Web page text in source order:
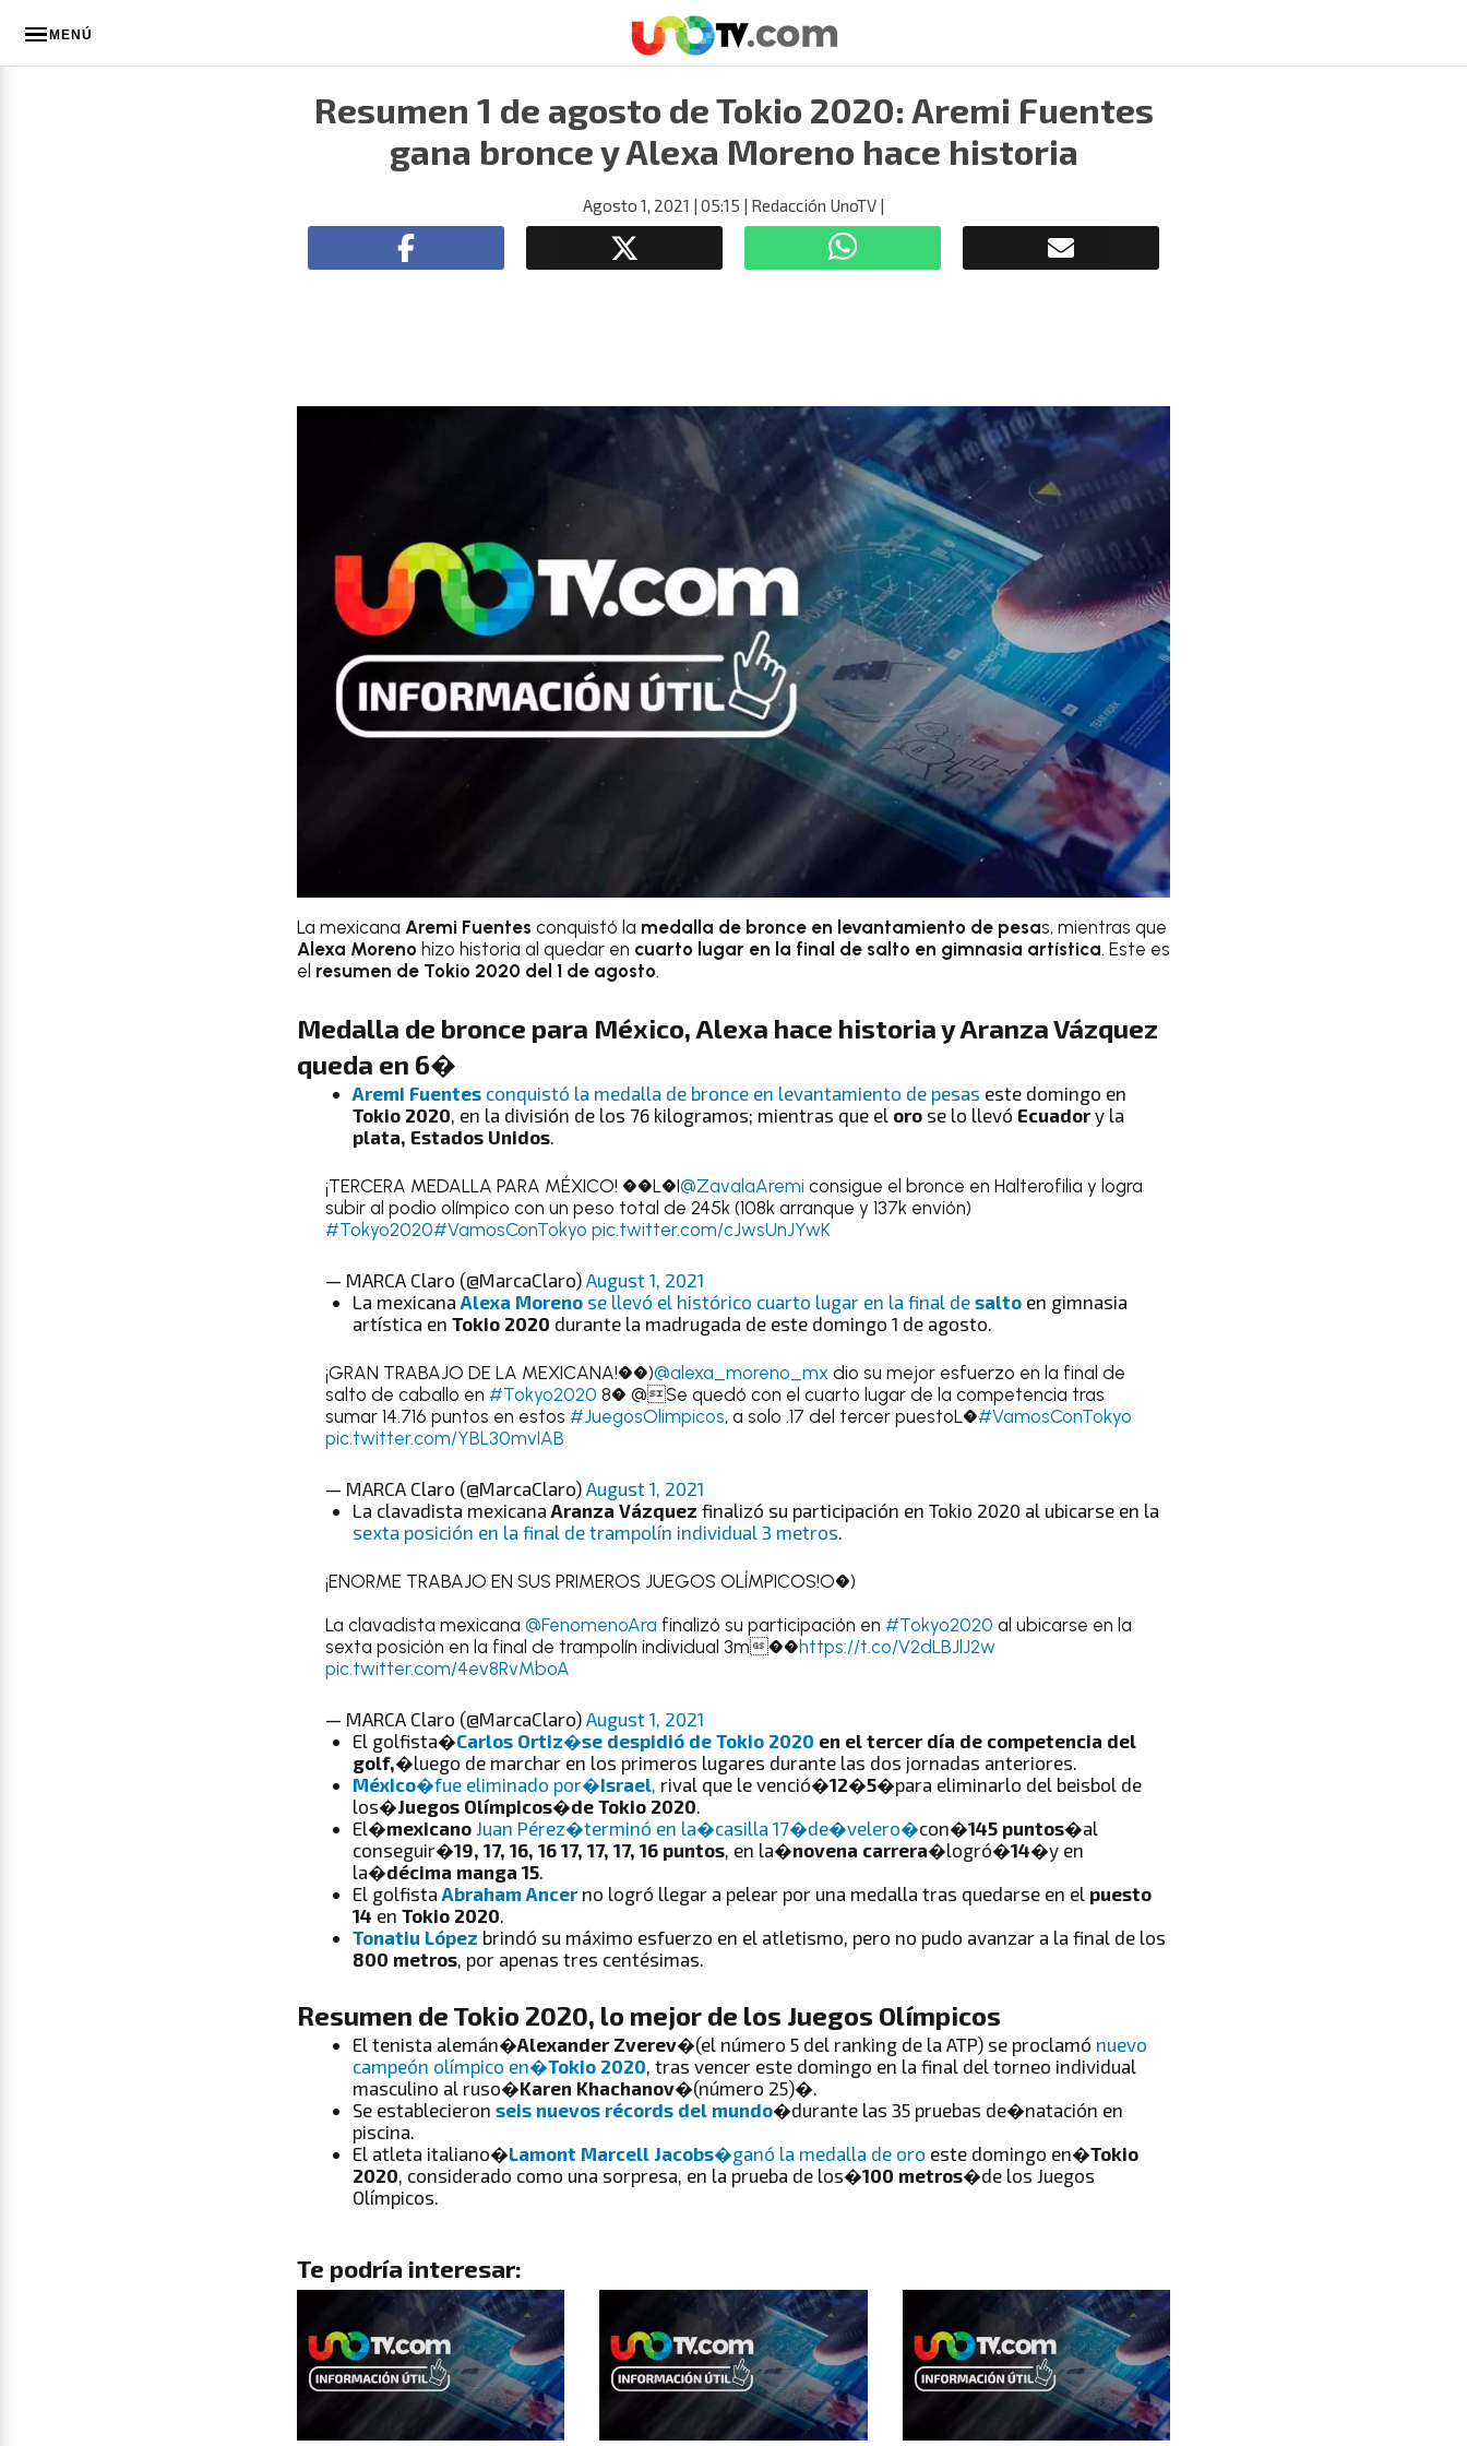
MENÚ
Resumen 1 de agosto de Tokio 2020: Aremi Fuentes
gana bronce y Alexa Moreno hace historia
Agosto 1, 2021 | 05:15 | Redacción UnoTV |
La mexicana Aremi Fuentes conquistó la medalla de bronce en levantamiento de pesas, mientras que
Alexa Moreno hizo historia al quedar en cuarto lugar en la final de salto en gimnasia artística. Este es
el resumen de Tokio 2020 del 1 de agosto.
Medalla de bronce para México, Alexa hace historia yAranza Vázquez
queda en 6�
Aremi Fuentes conquistó la medalla de bronce en levantamiento de pesas este domingo en
Tokio 2020 , en la división de los 76 kilogramos; mientras que el oro se lo llevó Ecuadory la
plata, Estados Unidos
¡TERCERA MEDALLA PARA MÉXICO! ��L�I@ZavalaAremiconsigue el bronce en Halterofilia y logra
subir al podio olímpico con un peso total de 245k (108k arranque y 137k envión)
#Tokyo2020#VamosConTokyo pic.twitter.com/cJwsUnJYwK
— MARCA Claro (@MarcaClaro) August 1, 2021
La mexicana Alexa Moreno se llevó el histórico cuarto lugar en la final de salto en gimnasia
artística en Tokio 2020 durante la madrugada de este domingo 1 de agosto.
¡GRAN TRABAJO DE LA MEXICANA!��)@alexa_moreno_mxdio su mejor esfuerzo en la final de
salto de caballo en #Tokyo2020 8� @Se quedó con el cuarto lugar de la competencia tras
sumar 14.716 puntos en estos #JuegosOlimpicos, a solo .17 del tercer puestoL�#VamosConTokyo
pic.twitter.com/YBL30mvIAB
— MARCA Claro (@MarcaClaro) August 1, 2021
La clavadista mexicana Aranza Vázquez finalizó su participación en Tokio 2020 al ubicarse en la
sexta posición en la final de trampolín individual 3 metros
¡ENORME TRABAJO EN SUS PRIMEROS JUEGOS OLÍMPICOS!O�)
La clavadista mexicana @FenomenoAra finalizó su participación en #Tokyo2020 al ubicarse en la
sexta posición en la final de trampolín individual 3m��https://t.co/V2dLBJlJ2w
pic.twitter.com/4ev8RvMboA
— MARCA Claro (@MarcaClaro) August 1, 2021
El golfista�Carlos Ortiz�se despidió de Tokio 2020 en el tercer día de competencia del
golf,�luego de marchar en los primeros lugares durante las dos jornadas anteriores.
México�fue eliminado por�Israel rival que le venció�12�5�para eliminarlo del beisbol de
los�Juegos Olímpicos�de Tokio 2020
El�mexicano Juan Pérez�terminó en la�casilla 17�de�velero�con�145 puntos�al
conseguir�19, 17, 16, 16 17, 17, 17, 16 puntos , en la�novena carrera�logró�14�y en
la�décima manga 15
El golfista Abraham Ancerno logró llegar a pelear por una medalla tras quedarse en el puesto
14 en Tokio 2020
Tonatiu López brindó su máximo esfuerzo en el atletismo, pero no pudo avanzar a la final de los
800 metros , por apenas tres centésimas.
Resumen de Tokio 2020, lo mejor de los Juegos Olímpicos
El tenista alemán�Alexander Zverev�(el número 5 del ranking de la ATP) se proclamó nuevo
campeón olímpico en�Tokio 2020, tras vencer este domingo en la final del torneo individual
masculino al ruso�Karen Khachanov�(número 25)�.
Se establecieron seis nuevos récords del mundo�durante las 35 pruebas de�natación en
piscina.
El atleta italiano�Lamont Marcell Jacobs�ganó la medalla de oro este domingo en�Tokio
2020, considerado como una sorpresa, en la prueba de los�100 metros�de los Juegos
Olímpicos.
Te podría interesar: